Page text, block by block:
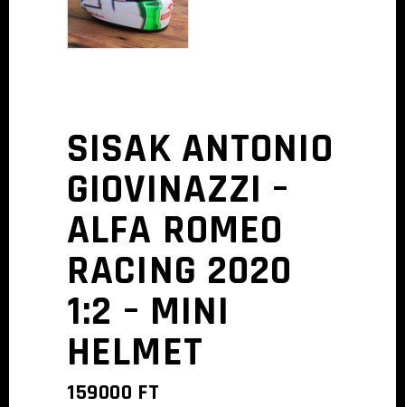
SISAK ANTONIO
GIOVINAZZI –
ALFA ROMEO
RACING 2020
1:2 – MINI
HELMET
159000 FT